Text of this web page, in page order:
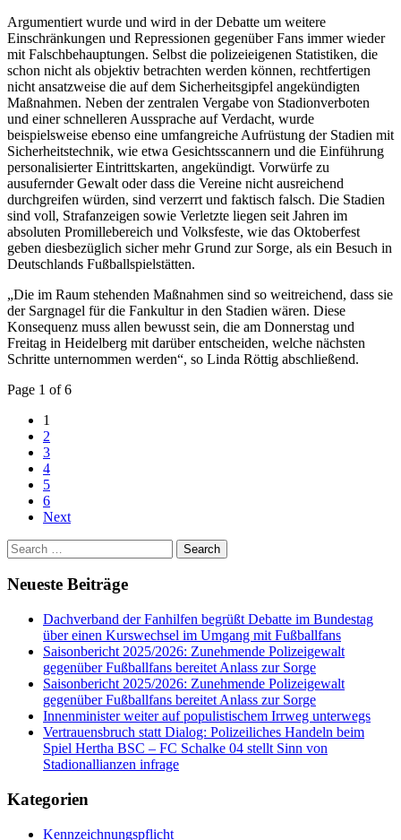
Argumentiert wurde und wird in der Debatte um weitere
Einschränkungen und Repressionen gegenüber Fans immer wieder
mit Falschbehauptungen. Selbst die polizeieigenen Statistiken, die
schon nicht als objektiv betrachten werden können, rechtfertigen
nicht ansatzweise die auf dem Sicherheitsgipfel angekündigten
Maßnahmen. Neben der zentralen Vergabe von Stadionverboten
und einer schnelleren Aussprache auf Verdacht, wurde
beispielsweise ebenso eine umfangreiche Aufrüstung der Stadien mit
Sicherheitstechnik, wie etwa Gesichtsscannern und die Einführung
personalisierter Eintrittskarten, angekündigt. Vorwürfe zu
ausufernder Gewalt oder dass die Vereine nicht ausreichend
durchgreifen würden, sind verzerrt und faktisch falsch. Die Stadien
sind voll, Strafanzeigen sowie Verletzte liegen seit Jahren im
absoluten Promillebereich und Volksfeste, wie das Oktoberfest
geben diesbezüglich sicher mehr Grund zur Sorge, als ein Besuch in
Deutschlands Fußballspielstätten.
„Die im Raum stehenden Maßnahmen sind so weitreichend, dass sie
der Sargnagel für die Fankultur in den Stadien wären. Diese
Konsequenz muss allen bewusst sein, die am Donnerstag und
Freitag in Heidelberg mit darüber entscheiden, welche nächsten
Schritte unternommen werden“, so Linda Röttig abschließend.
Page 1 of 6
1
2
3
4
5
6
Next
Search
for:
Neueste Beiträge
Dachverband der Fanhilfen begrüßt Debatte im Bundestag
über einen Kurswechsel im Umgang mit Fußballfans
Saisonbericht 2025/2026: Zunehmende Polizeigewalt
gegenüber Fußballfans bereitet Anlass zur Sorge
Saisonbericht 2025/2026: Zunehmende Polizeigewalt
gegenüber Fußballfans bereitet Anlass zur Sorge
Innenminister weiter auf populistischem Irrweg unterwegs
Vertrauensbruch statt Dialog: Polizeiliches Handeln beim
Spiel Hertha BSC – FC Schalke 04 stellt Sinn von
Stadionallianzen infrage
Kategorien
Kennzeichnungspflicht